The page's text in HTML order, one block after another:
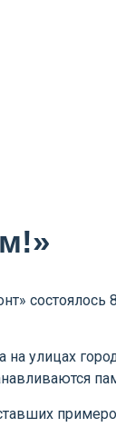
состоялось
улицах